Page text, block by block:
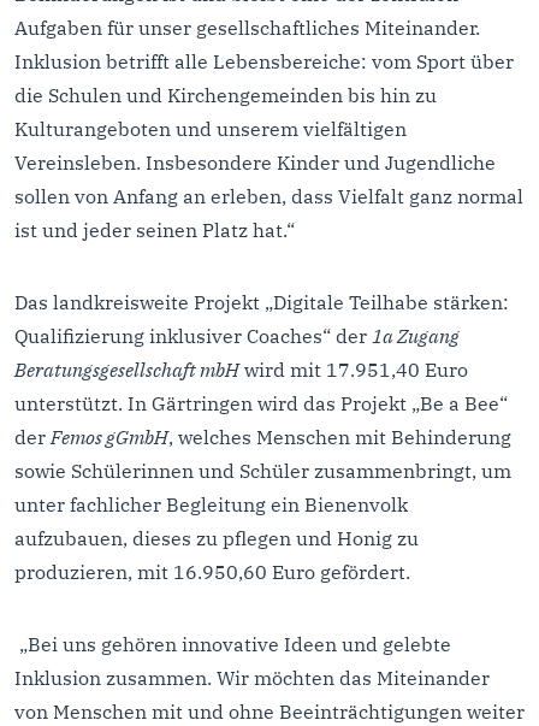
Aufgaben für unser gesellschaftliches Miteinander.
Inklusion betrifft alle Lebensbereiche: vom Sport über
die Schulen und Kirchengemeinden bis hin zu
Kulturangeboten und unserem vielfältigen
Vereinsleben. Insbesondere Kinder und Jugendliche
sollen von Anfang an erleben, dass Vielfalt ganz normal
ist und jeder seinen Platz hat.“
Das landkreisweite Projekt „Digitale Teilhabe stärken:
Qualifizierung inklusiver Coaches“ der 1a Zugang
Beratungsgesellschaft mbHwird mit 17.951,40 Euro
unterstützt. In Gärtringen wird das Projekt „Be a Bee“
derFemos gGmbH, welches Menschen mit Behinderung
sowie Schülerinnen und Schüler zusammenbringt, um
unter fachlicher Begleitung ein Bienenvolk
aufzubauen, dieses zu pflegen und Honig zu
produzieren, mit 16.950,60 Euro gefördert.
„Bei uns gehören innovative Ideen und gelebte
Inklusion zusammen. Wir möchten das Miteinander
von Menschen mit und ohne Beeinträchtigungen weiter